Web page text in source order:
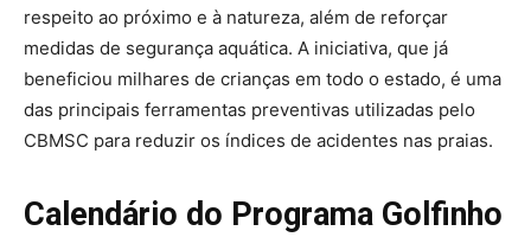
respeito ao próximo e à natureza, além de reforçar
medidas de segurança aquática. A iniciativa, que já
beneficiou milhares de crianças em todo o estado, é uma
das principais ferramentas preventivas utilizadas pelo
CBMSC para reduzir os índices de acidentes nas praias.
Calendário do Programa Golfinho